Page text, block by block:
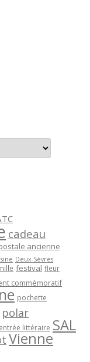
cadeau
ancienne
Deux-Sèvres
festival fleur
commémoratif
pochette
polar
littéraire SAL
Vienne